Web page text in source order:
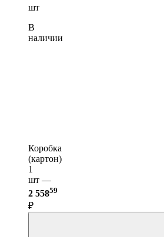
шт
В
наличии
Коробка
(картон)
1
шт —
2 55859
₽